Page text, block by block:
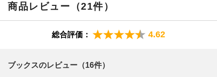
商品レビュー（21件）
総合評価： 4.62
ブックスのレビュー（16件）